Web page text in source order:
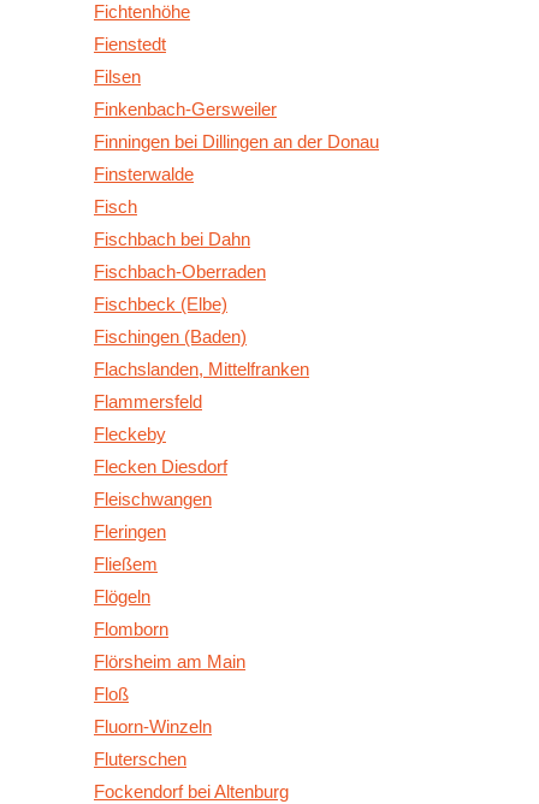
Fichtenhöhe
Fienstedt
Filsen
Finkenbach-Gersweiler
Finningen bei Dillingen an der Donau
Finsterwalde
Fisch
Fischbach bei Dahn
Fischbach-Oberraden
Fischbeck (Elbe)
Fischingen (Baden)
Flachslanden, Mittelfranken
Flammersfeld
Fleckeby
Flecken Diesdorf
Fleischwangen
Fleringen
Fließem
Flögeln
Flomborn
Flörsheim am Main
Floß
Fluorn-Winzeln
Fluterschen
Fockendorf bei Altenburg